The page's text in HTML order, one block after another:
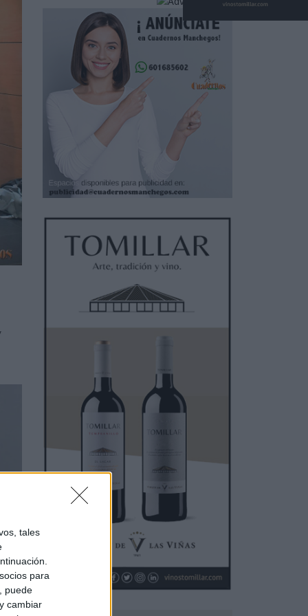
tales
para
puede
cambiar
de